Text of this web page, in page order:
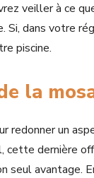
veiller à ce
dans votre
piscine.
la
un
cette dernière
seul avantage.